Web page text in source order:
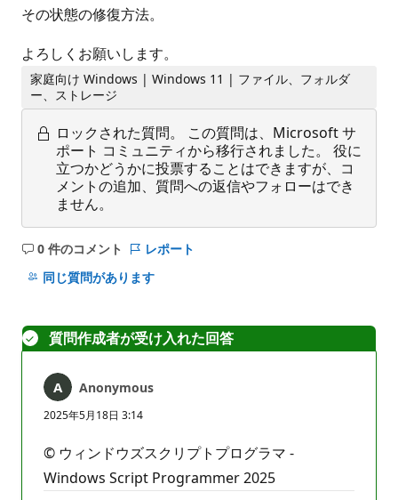
その状態の修復方法。
よろしくお願いします。
家庭向け Windows | Windows 11 | ファイル、フォルダ
ー、ストレージ
ロックされた質問。
この質問は、Microsoft サ
ポート コミュニティから移行されました。 役に
立つかどうかに投票することはできますが、コ
メントの追加、質問への返信やフォローはでき
ません。
0 件のコメント
コ
メ
は
あ
ま
せ
ん
レポート
同じ質問があります
質問作成者が受け入れた回答
Anonymous
2025年5月18日 3:14
© ウィンドウズスクリプトプログラマ -
Windows Script Programmer 2025